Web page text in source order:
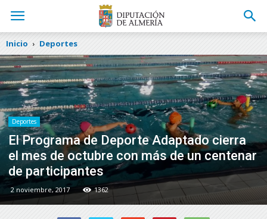
Inicio Deportes
Deportes
El Programa de Deporte Adaptado cierra
el mes de octubre con más de un centenar
de participantes
2 noviembre, 2017 1362